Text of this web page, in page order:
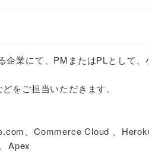
企業にて、PMまたはPLとして
をご担当いただきます。
、Commerce Cloud 、
Apex